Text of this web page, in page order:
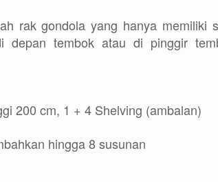
rak gondola yang hanya memiliki
depan tembok atau di pinggir
200 cm, 1 + 4 Shelving (ambalan)
hingga 8 susunan